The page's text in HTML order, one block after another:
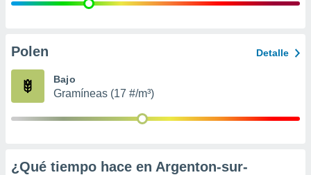
e
publicidad
Polen Detalle
Bajo
Gramíneas (17 #/m³)
¿Qué tiempo hace en Argenton-sur-